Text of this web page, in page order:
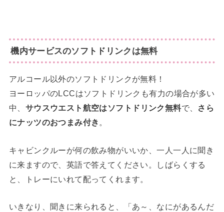
機内サービスのソフトドリンクは無料
アルコール以外のソフトドリンクが無料！
ヨーロッパのLCCはソフトドリンクも有力の場合が多い
中、 サウスウエスト航空はソフトドリンク無料で、 さら
にナッツのおつまみ付き 。
キャビンクルーが何の飲み物がいいか、一人一人に聞き
に来ますので、英語で答えてください。しばらくする
と、トレーにいれて配ってくれます。
いきなり、聞きに来られると、「あ～、なにがあるんだ